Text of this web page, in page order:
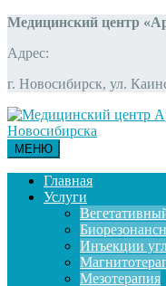
Медицинский центр
Адрес:
г. Новосибирск, ул.
МЕНЮ
Главная
Услуги
Инъекции
Мезотерапия